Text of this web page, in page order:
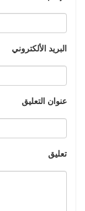
البريد الألكتروني
عنوان التعليق
تعليق